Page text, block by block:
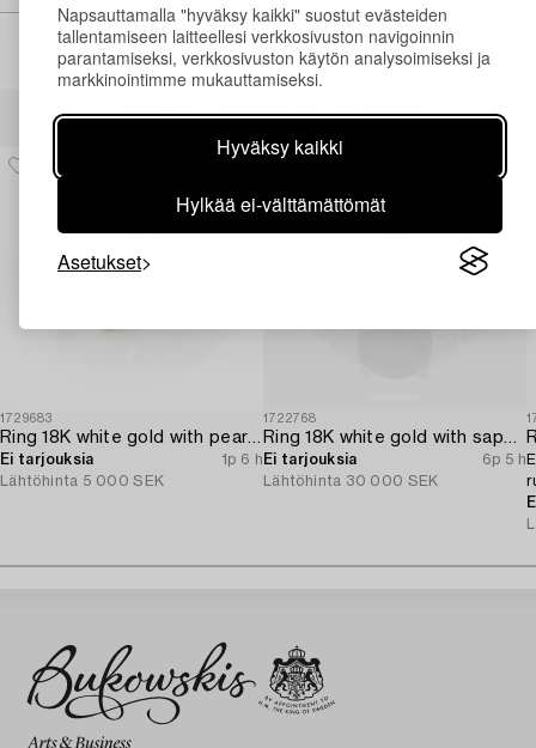
Napsauttamalla "hyväksy kaikki" suostut evästeiden
tallentamiseen laitteellesi verkkosivuston navigoinnin
parantamiseksi, verkkosivuston käytön analysoimiseksi ja
markkinointimme mukauttamiseksi.
Hyväksy kaikki
Hylkää ei-välttämättömät
Asetukset
1729683
Ring 18K white gold with pearls and octagon-cut diamonds.
Ei tarjouksia
1p 6 h
Lähtöhinta 5 000 SEK
1722768
Ring 18K white gold with sapphire and brilliant-cut diamonds.
Ei tarjouksia
6p 5 h
Lähtöhinta 30 000 SEK